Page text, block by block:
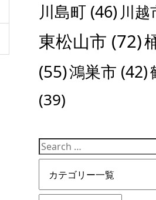
川島町 (46) 川越
東松山市 (72)
(55)鴻巣市 (42)
(39)